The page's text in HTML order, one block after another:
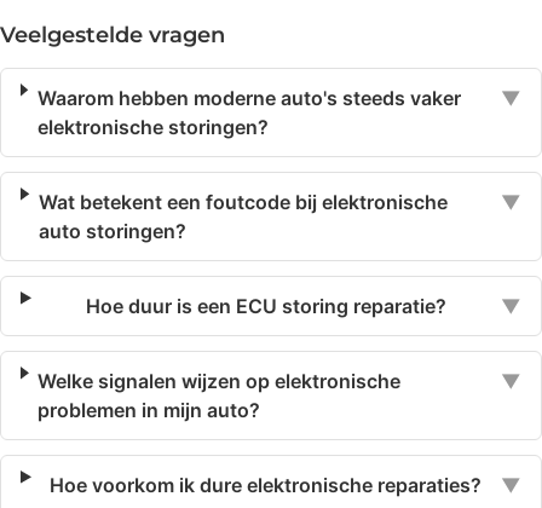
Veelgestelde vragen
Waarom hebben moderne auto's steeds vaker
elektronische storingen?
▼
Wat betekent een foutcode bij elektronische
auto storingen?
▼
Hoe duur is een ECU storing reparatie? ▼
Welke signalen wijzen op elektronische
problemen in mijn auto?
▼
Hoe voorkom ik dure elektronische reparaties? ▼